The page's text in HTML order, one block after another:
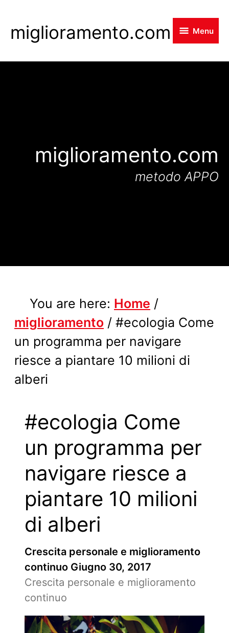
to
content
miglioramento.com Menu
miglioramento.com
metodo APPO
You are here: Home /
miglioramento / #ecologia Come
un programma per navigare
riesce a piantare 10 milioni di
alberi
#ecologia Come
un programma per
navigare riesce a
piantare 10 milioni
di alberi
Crescita personale e miglioramento
continuo Giugno 30, 2017
Crescita personale e miglioramento
continuo